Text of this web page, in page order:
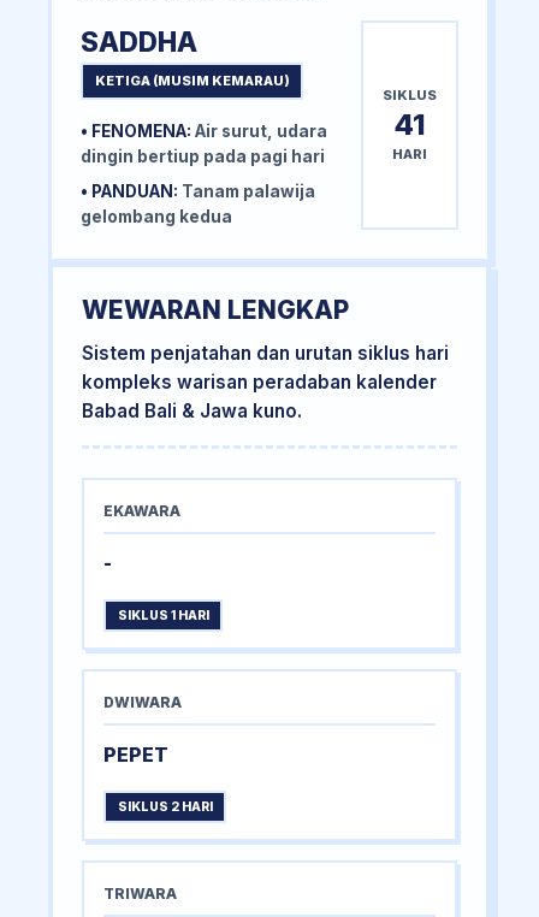
SADDHA
KETIGA (MUSIM KEMARAU)
• FENOMENA: Air surut, udara
dingin bertiup pada pagi hari
• PANDUAN: Tanam palawija
gelombang kedua
SIKLUS
41
HARI
WEWARAN LENGKAP
Sistem penjatahan dan urutan siklus hari
kompleks warisan peradaban kalender
Babad Bali & Jawa kuno.
EKAWARA
-
SIKLUS 1 HARI
DWIWARA
PEPET
SIKLUS 2 HARI
TRIWARA